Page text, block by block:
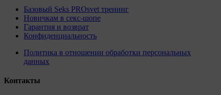
Базовый Seks PROsvet тренинг
Новичкам в секс-шопе
Гарантия и возврат
Конфиденциальность
Политика в отношении обработки персональных
данных
Контакты